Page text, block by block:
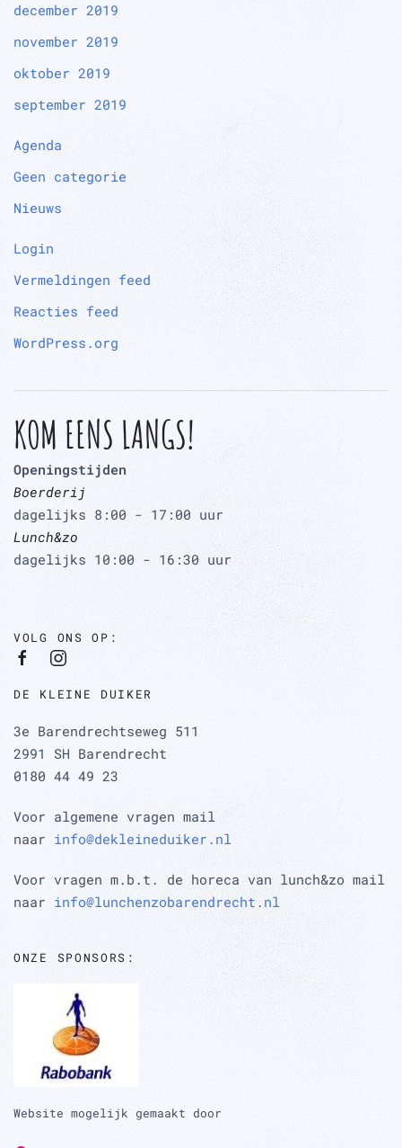
december 2019
november 2019
oktober 2019
september 2019
Agenda
Geen categorie
Nieuws
Login
Vermeldingen feed
Reacties feed
WordPress.org
KOM EENS LANGS!
Openingstijden
Boerderij
dagelijks 8:00 - 17:00 uur
Lunch&zo
dagelijks 10:00 - 16:30 uur
VOLG ONS OP:
DE KLEINE DUIKER
3e Barendrechtseweg 511
2991 SH Barendrecht
0180 44 49 23
Voor algemene vragen mail
naar info@dekleineduiker.nl
Voor vragen m.b.t. de horeca van lunch&zo mail
naar info@lunchenzobarendrecht.nl
ONZE SPONSORS:
Website mogelijk gemaakt door